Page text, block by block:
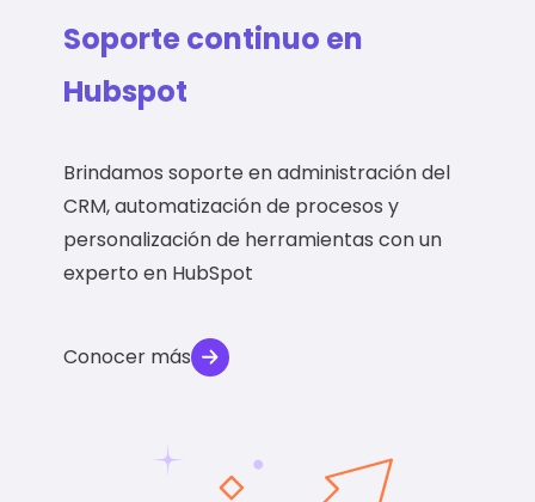
Soporte continuo en
Hubspot
Brindamos soporte en administración del
CRM, automatización de procesos y
personalización de herramientas con un
experto en HubSpot
Conocer más